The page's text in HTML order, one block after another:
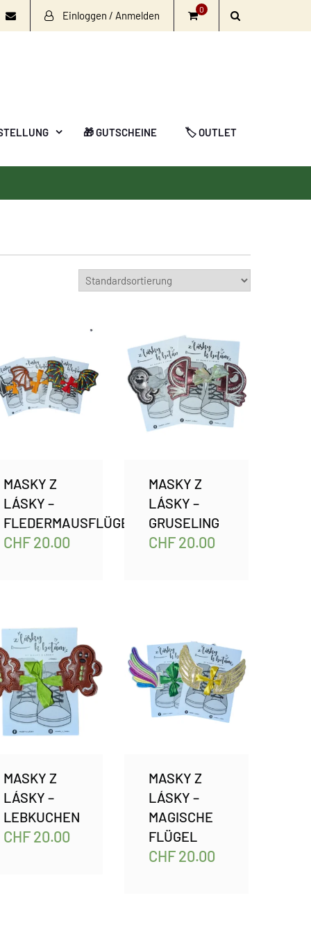
Einloggen / Anmelden 0
🎁 GUTSCHEINE 🏷️ OUTLET
MASKY Z
LÁSKY –
FLEDERMAUSFLÜGEL
CHF20.00
MASKY Z
LÁSKY –
GRUSELING
CHF20.00
MASKY Z
LÁSKY –
LEBKUCHEN
CHF20.00
MASKY Z
LÁSKY –
MAGISCHE
FLÜGEL
CHF20.00